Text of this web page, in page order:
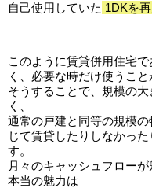
自己使用していた 1DKを
このように賃貸併用住宅
く、必要な時だけ使うこと
そうすることで、規模の
く、
通常の戸建と同等の規模
じて賃貸したりしなかっ
す。
月々のキャッシュフロー
本当の魅力は